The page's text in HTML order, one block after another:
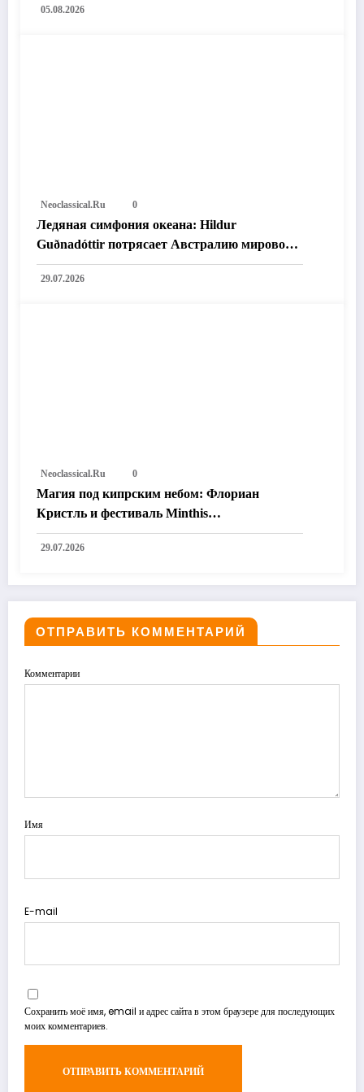
05.08.2026
Neoclassical.ru 0
Ледяная симфония океана: Hildur
Guðnadóttir потрясает Австралию мировой
премьерой «Time and the Water»
29.07.2026
Neoclassical.ru 0
Магия под кипрским небом: Флориан
Кристль и фестиваль Minthis
переопределяют границы неоклассики
29.07.2026
ОТПРАВИТЬ КОММЕНТАРИЙ
Комментарии
Имя
E-mail
Сохранить моё имя, email и адрес сайта в этом браузере для последующих
моих комментариев.